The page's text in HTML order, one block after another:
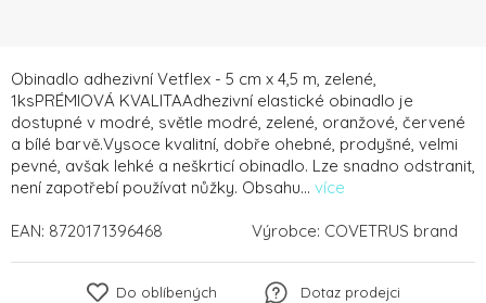
Obinadlo adhezivní Vetflex - 5 cm x 4,5 m, zelené,
1ksPRÉMIOVÁ KVALITAAdhezivní elastické obinadlo je
dostupné v modré, světle modré, zelené, oranžové, červené
a bílé barvě.Vysoce kvalitní, dobře ohebné, prodyšné, velmi
pevné, avšak lehké a neškrticí obinadlo. Lze snadno odstranit,
není zapotřebí používat nůžky. Obsahu... více
EAN: 8720171396468 Výrobce: COVETRUS brand
Do oblíbených
Dotaz prodejci